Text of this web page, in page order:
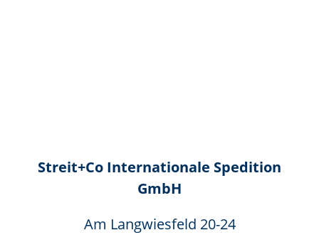
Streit+Co Internationale Spedition
GmbH
Am Langwiesfeld 20-24